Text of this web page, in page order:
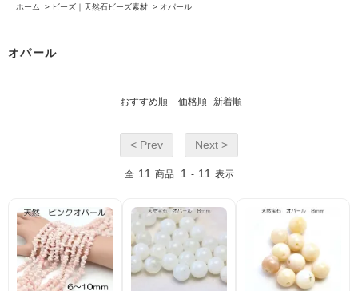
ホーム > ビーズ｜天然石ビーズ素材 > オパール
オパール
おすすめ順 価格順 新着順
< Prev Next >
全 11 商品 1 - 11 表示